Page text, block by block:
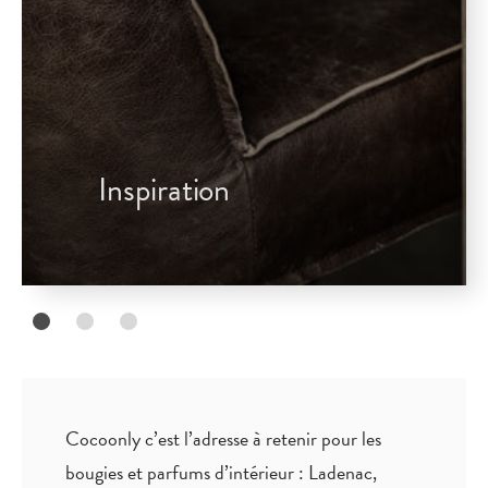
Inspiration
Cocoonly c’est l’adresse à retenir pour les
bougies et parfums d’intérieur : Ladenac,